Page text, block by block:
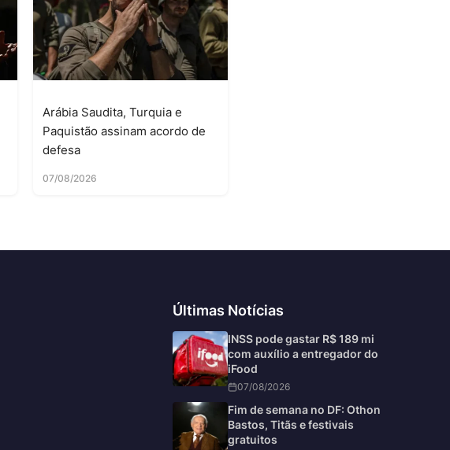
Arábia Saudita, Turquia e
Paquistão assinam acordo de
defesa
07/08/2026
Últimas Notícias
INSS pode gastar R$ 189 mi
com auxílio a entregador do
iFood
07/08/2026
Fim de semana no DF: Othon
Bastos, Titãs e festivais
gratuitos